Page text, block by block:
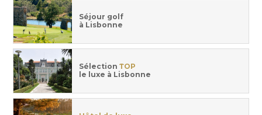
Séjour golf
à Lisbonne
Sélection TOP
le luxe à Lisbonne